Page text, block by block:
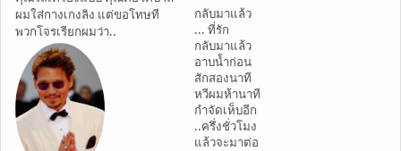
ผมใส่กางเกงลิง แต่ขอโทษที
พวกโจรเรียกผมว่า..
กลับมาแล้ว
... ที่รัก
กลับมาแล้ว
อาบน้ำก่อน
สักสองนาที
หวีผมห้านาที
กำจัดเห็บอีก
..ครึ่งชั่วโมง
แล้วจะมาต่อ